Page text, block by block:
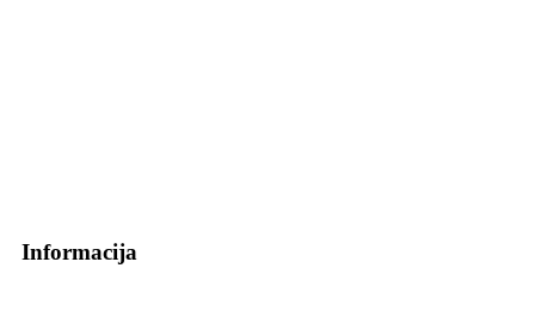
Informacija